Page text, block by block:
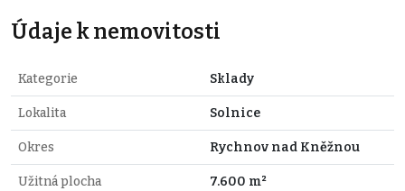
Údaje k nemovitosti
Kategorie Sklady
Lokalita Solnice
Okres Rychnov nad Kněžnou
Užitná plocha 7.600 m²